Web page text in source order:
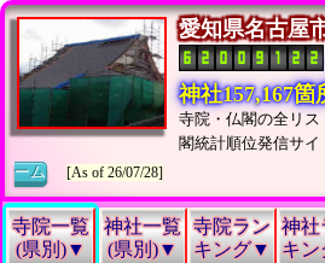
愛知県名古屋
神社157,167
寺院・仏閣の全リ
閣統計順位発信サ
ーム
[As of 26/07/28]
寺院一覧
(県別)▼
神社一覧
(県別)▼
寺院ラン
キング▼
神社
キ